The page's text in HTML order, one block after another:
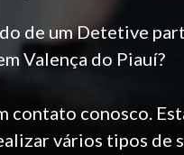
de um Detetive
Valença do Piauí?
contato conosco.
vários tipos de